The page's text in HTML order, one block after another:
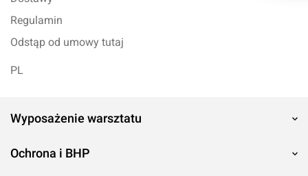
Regulamin
Odstąp od umowy tutaj
PL
Wyposażenie warsztatu
Ochrona i BHP